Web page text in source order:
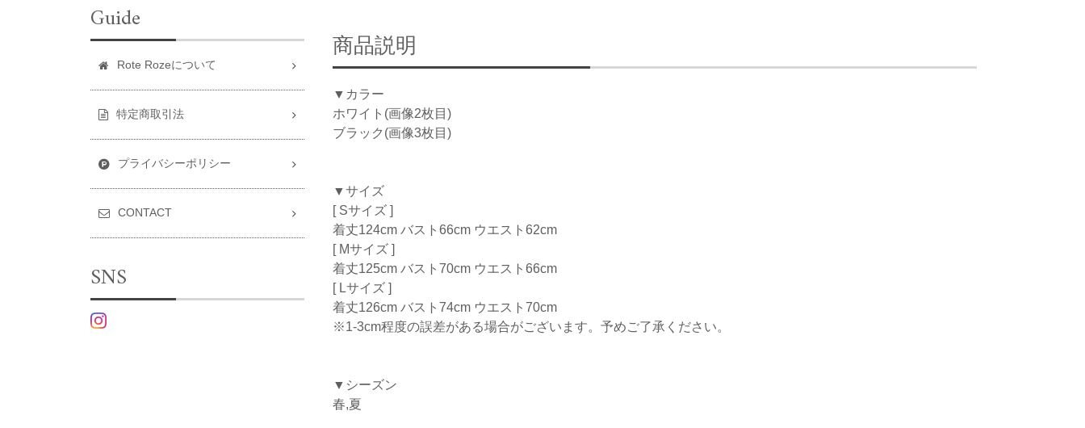
商品説明
▼カラー
ホワイト(画像2枚目)
ブラック(画像3枚目)
▼サイズ
[ Sサイズ ]
着丈124cm バスト66cm ウエスト62cm
[ Mサイズ ]
着丈125cm バスト70cm ウエスト66cm
[ Lサイズ ]
着丈126cm バスト74cm ウエスト70cm
※1-3cm程度の誤差がある場合がございます。予めご了承ください。
▼シーズン
春,夏
Guide
Rote Rozeについて
特定商取引法
プライバシーポリシー
CONTACT
SNS